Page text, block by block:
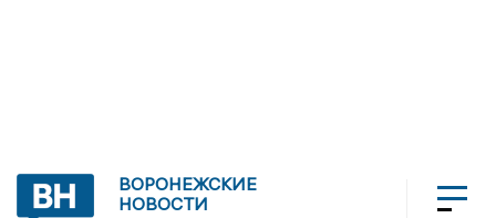
ВОРОНЕЖСКИЕ
НОВОСТИ